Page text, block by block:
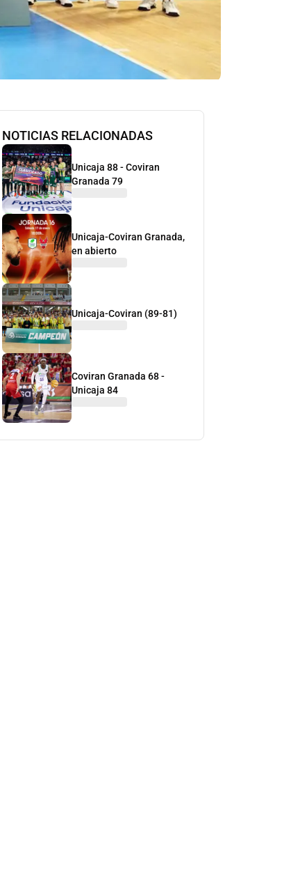
NOTICIAS RELACIONADAS
Unicaja 88 - Coviran
Granada 79
Unicaja-Coviran Granada,
en abierto
Unicaja-Coviran (89-81)
Coviran Granada 68 -
Unicaja 84